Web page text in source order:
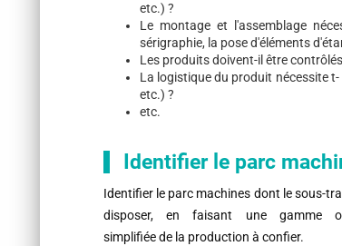
etc.) ?
Le montage et l'assemblage
sérigraphie, la pose d'éléments
Les produits doivent-il être
La logistique du produit nécessite
etc.) ?
etc.
Identifier le parc
Identifier le parc machines dont le sous-
disposer, en faisant une gamme
simplifiée de la production à confier.